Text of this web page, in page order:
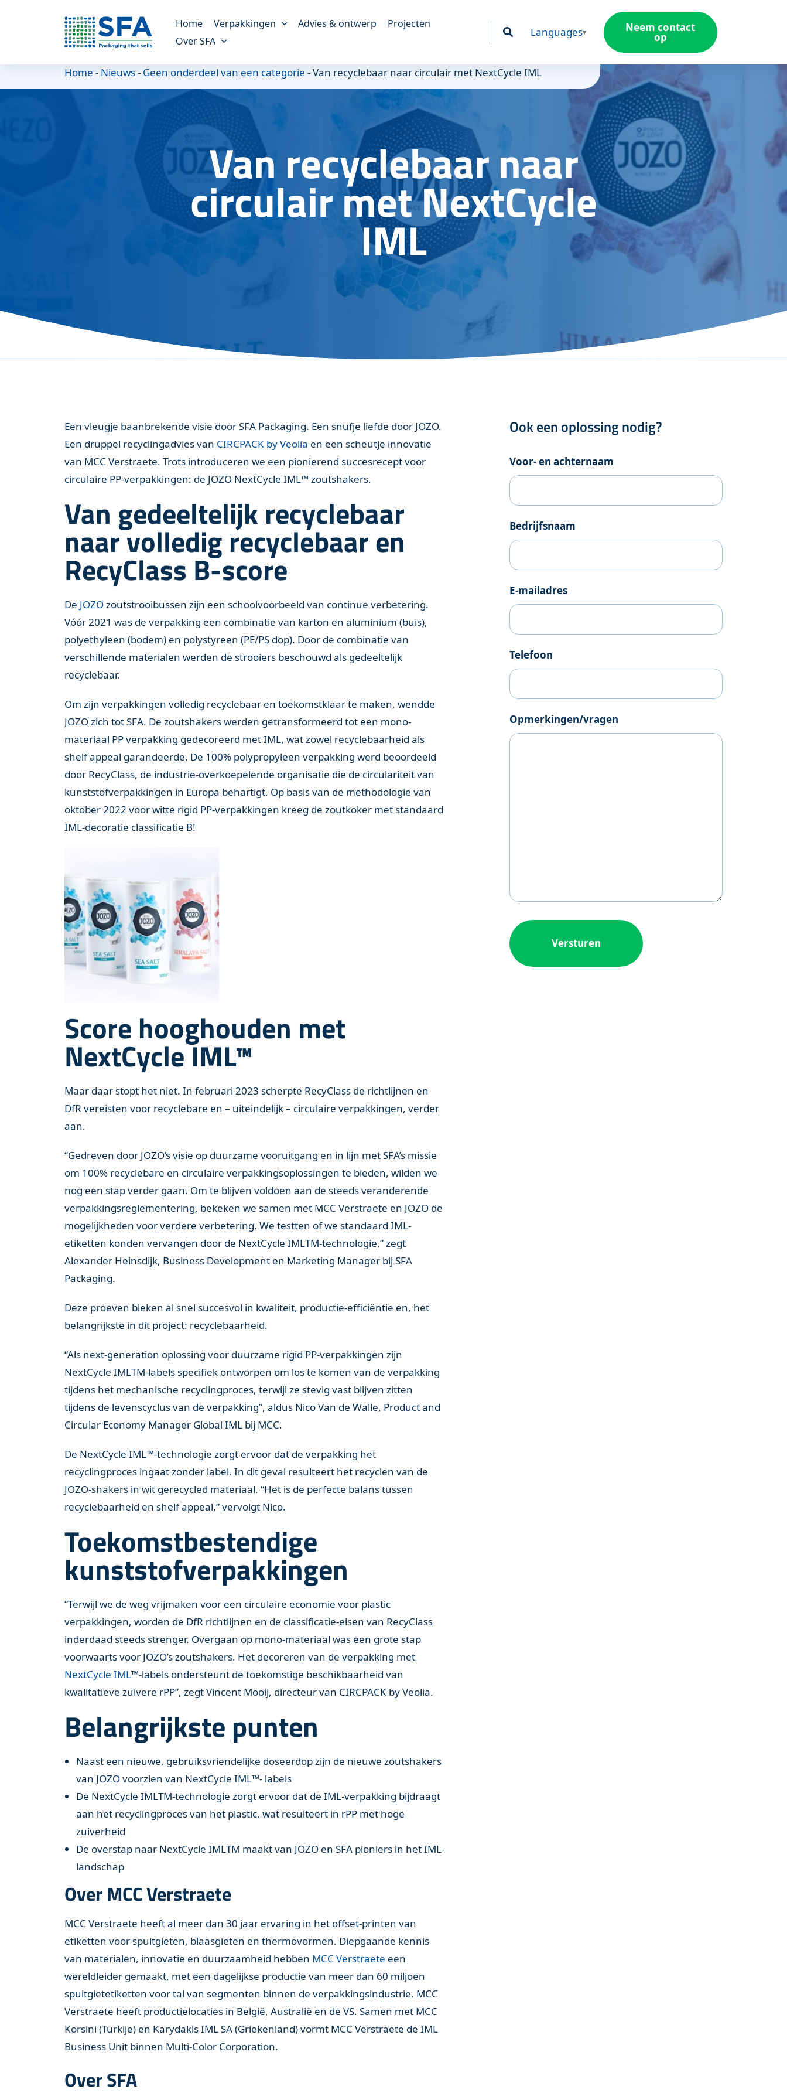
Home Verpakkingen
Kunststof verpakkingen
Altijd de juiste verpakking
Molded fiber verpakkingen
Een duurzaam alternatief
Maatwerk verpakkingen
Voor unieke verpakkingen
Advies & ontwerp
Projecten
Over SFA
Ons verhaal
Meer over ons bedrijf
Onze missie
Onze doelen en missie
Duurzaamheid
Alles over duurzaamheid
Referenties
Onze klanten vertellen
Nieuws
Lees ons recente nieuws
De meest gestelde vragen
Languages Neem contact
op
Home - Nieuws- Geen onderdeel van een categorie -Van recyclebaar naar circulair met NextCycle IML
Van recyclebaar naar
circulair met NextCycle
IML
Een vleugje baanbrekende visie door SFA Packaging. Een snufje liefde door JOZO.
Een druppel recyclingadvies van CIRCPACK by Veolia en een scheutje innovatie
van MCC Verstraete. Trots introduceren we een pionierend succesrecept voor
circulaire PP-verpakkingen: de JOZO NextCycle IML™ zoutshakers.
Van gedeeltelijk recyclebaar
naar volledig recyclebaar en
RecyClass B-score
De JOZOzoutstrooibussen zijn een schoolvoorbeeld van continue verbetering.
Vóór 2021 was de verpakking een combinatie van karton en aluminium (buis),
polyethyleen (bodem) en polystyreen (PE/PS dop). Door de combinatie van
verschillende materialen werden de strooiers beschouwd als gedeeltelijk
recyclebaar.
Om zijn verpakkingen volledig recyclebaar en toekomstklaar te maken, wendde
JOZO zich tot SFA. De zoutshakers werden getransformeerd tot een mono-
materiaal PP verpakking gedecoreerd met IML, wat zowel recyclebaarheid als
shelf appeal garandeerde. De 100% polypropyleen verpakking werd beoordeeld
door RecyClass, de industrie-overkoepelende organisatie die de circulariteit van
kunststofverpakkingen in Europa behartigt. Op basis van de methodologie van
oktober 2022 voor witte rigid PP-verpakkingen kreeg de zoutkoker met standaard
IML-decoratie classificatie B!
Score hooghouden met
NextCycle IML™
Maar daar stopt het niet. In februari 2023 scherpte RecyClass de richtlijnen en
DfR vereisten voor recyclebare en – uiteindelijk – circulaire verpakkingen, verder
aan.
“Gedreven door JOZO’s visie op duurzame vooruitgang en in lijn met SFA’s missie
om 100% recyclebare en circulaire verpakkingsoplossingen te bieden, wilden we
nog een stap verder gaan. Om te blijven voldoen aan de steeds veranderende
verpakkingsreglementering, bekeken we samen met MCC Verstraete en JOZO de
mogelijkheden voor verdere verbetering. We testten of we standaard IML-
etiketten konden vervangen door de NextCycle IMLTM-technologie,” zegt
Alexander Heinsdijk, Business Development en Marketing Manager bij SFA
Packaging.
Deze proeven bleken al snel succesvol in kwaliteit, productie-efficiëntie en, het
belangrijkste in dit project: recyclebaarheid.
“Als next-generation oplossing voor duurzame rigid PP-verpakkingen zijn
NextCycle IMLTM-labels specifiek ontworpen om los te komen van de verpakking
tijdens het mechanische recyclingproces, terwijl ze stevig vast blijven zitten
tijdens de levenscyclus van de verpakking”, aldus Nico Van de Walle, Product and
Circular Economy Manager Global IML bij MCC.
De NextCycle IML™-technologie zorgt ervoor dat de verpakking het
recyclingproces ingaat zonder label. In dit geval resulteert het recyclen van de
JOZO-shakers in wit gerecycled materiaal. “Het is de perfecte balans tussen
recyclebaarheid en shelf appeal,” vervolgt Nico.
Toekomstbestendige
kunststofverpakkingen
“Terwijl we de weg vrijmaken voor een circulaire economie voor plastic
verpakkingen, worden de DfR richtlijnen en de classificatie-eisen van RecyClass
inderdaad steeds strenger. Overgaan op mono-materiaal was een grote stap
voorwaarts voor JOZO’s zoutshakers. Het decoreren van de verpakking met
NextCycle IML™-labels ondersteunt de toekomstige beschikbaarheid van
kwalitatieve zuivere rPP”, zegt Vincent Mooij, directeur van CIRCPACK by Veolia.
Belangrijkste punten
Naast een nieuwe, gebruiksvriendelijke doseerdop zijn de nieuwe zoutshakers
van JOZO voorzien van NextCycle IML™- labels
De NextCycle IMLTM-technologie zorgt ervoor dat de IML-verpakking bijdraagt
aan het recyclingproces van het plastic, wat resulteert in rPP met hoge
zuiverheid
De overstap naar NextCycle IMLTM maakt van JOZO en SFA pioniers in het IML-
landschap
Over MCC Verstraete
MCC Verstraete heeft al meer dan 30 jaar ervaring in het offset-printen van
etiketten voor spuitgieten, blaasgieten en thermovormen. Diepgaande kennis
van materialen, innovatie en duurzaamheid hebben MCC Verstraete een
wereldleider gemaakt, met een dagelijkse productie van meer dan 60 miljoen
spuitgietetiketten voor tal van segmenten binnen de verpakkingsindustrie. MCC
Verstraete heeft productielocaties in België, Australië en de VS. Samen met MCC
Korsini (Turkije) en Karydakis IML SA (Griekenland) vormt MCC Verstraete de IML
Business Unit binnen Multi-Color Corporation.
Over SFA
Ook een oplossing nodig?
Voor- en achternaam
Bedrijfsnaam
E-mailadres
Telefoon
Opmerkingen/vragen